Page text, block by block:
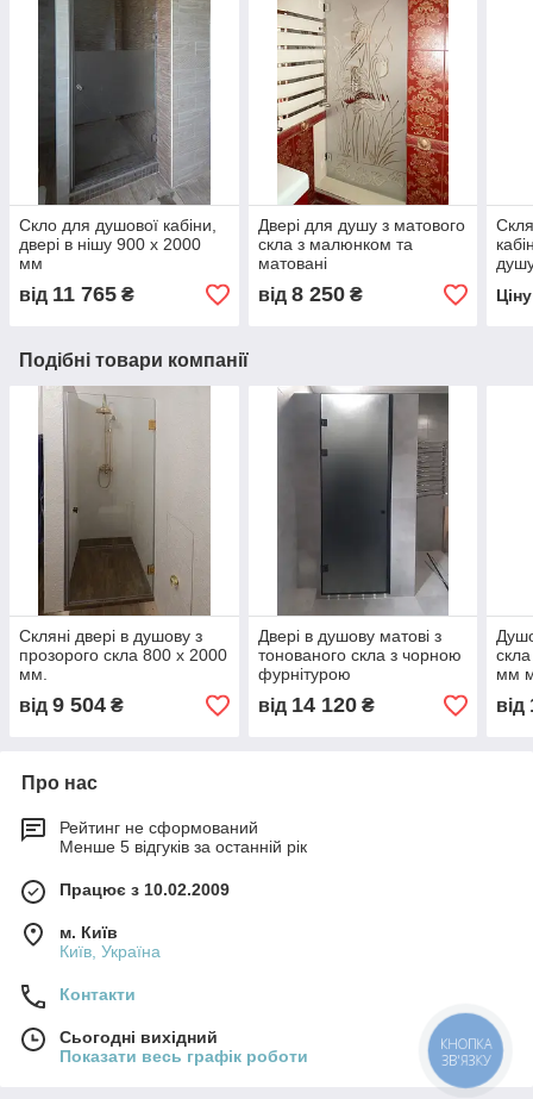
Скло для душової кабіни,
двері в нішу 900 х 2000
мм
від 11 765 ₴
Двері для душу з матового
скла з малюнком та
матовані
від 8 250₴
Подібні товари компанії
Скляні двері в душову з
прозорого скла 800 х 2000
мм.
від 9 504 ₴
Двері в душову матові з
тонованого скла з чорною
фурнітурою
від 14 120₴
мм
від
Про нас
Рейтинг не сформований
Менше 5 відгуків за останній рік
Працює з 10.02.2009
м. Київ
Київ, Україна
Контакти
Сьогодні вихідний
Показати весь графік роботи
КНОПКА
ЗВ'ЯЗКУ